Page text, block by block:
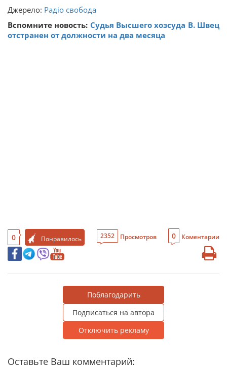
Джерело: Радіо свобода
Вспомните новость: Судья Высшего хозсуда В. Швец
отстранен от должности на два месяца
0 Понравилось 2352 Просмотров 0 Коментарии
Поблагодарить
Подписаться на автора
Отключить рекламу
Оставьте Ваш комментарий: